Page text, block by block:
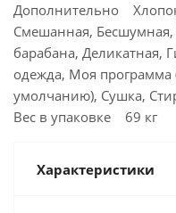
Дополнительно
Смешанная,
барабана, Деликатная,
одежда, Моя
умолчанию), Сушка,
Вес в упаковке 69 кг
Характеристики